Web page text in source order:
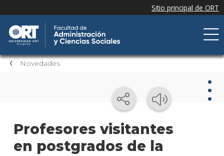
Novedades
Profesores visitantes
en postgrados de la